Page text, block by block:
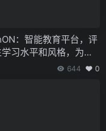
：智能教育平台，评
习水平和风格，为个
644 0